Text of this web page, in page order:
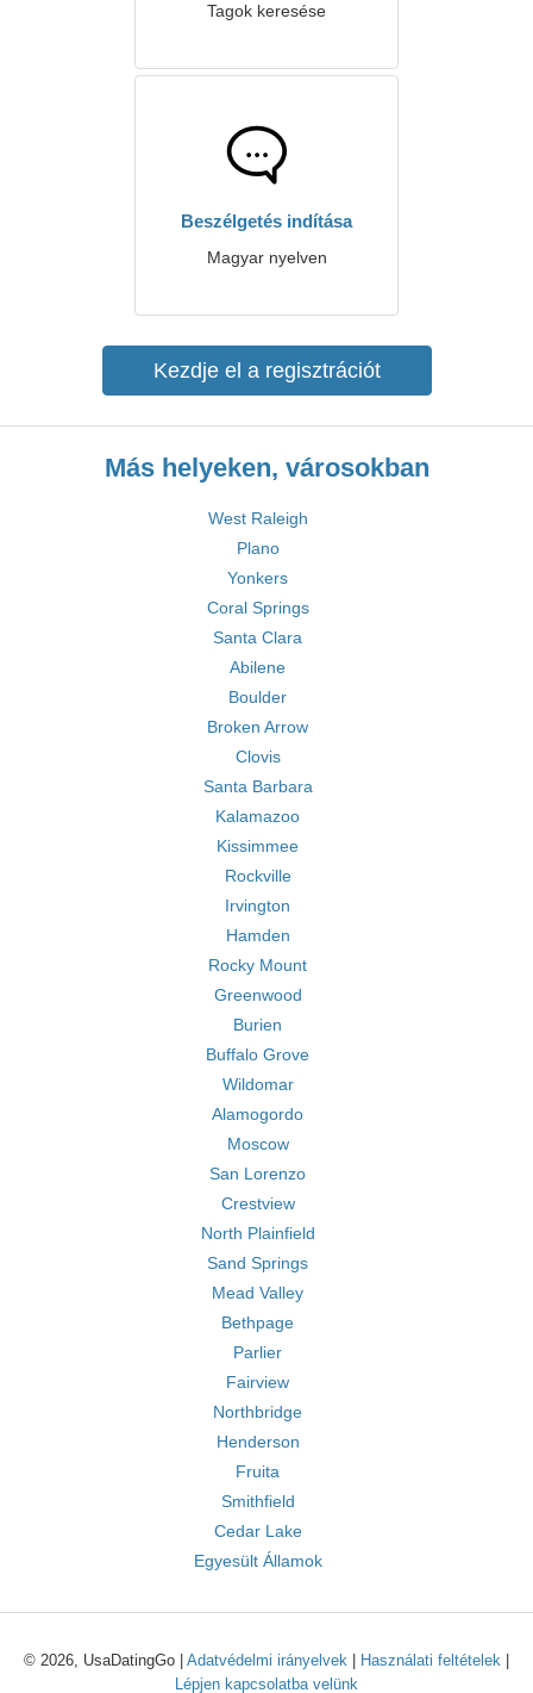
Tagok keresése
Beszélgetés indítása
Magyar nyelven
Kezdje el a regisztrációt
Más helyeken, városokban
West Raleigh
Plano
Yonkers
Coral Springs
Santa Clara
Abilene
Boulder
Broken Arrow
Clovis
Santa Barbara
Kalamazoo
Kissimmee
Rockville
Irvington
Hamden
Rocky Mount
Greenwood
Burien
Buffalo Grove
Wildomar
Alamogordo
Moscow
San Lorenzo
Crestview
North Plainfield
Sand Springs
Mead Valley
Bethpage
Parlier
Fairview
Northbridge
Henderson
Fruita
Smithfield
Cedar Lake
Egyesült Államok
© 2026, UsaDatingGo | Adatvédelmi irányelvek Használati feltételek
Lépjen kapcsolatba velünk